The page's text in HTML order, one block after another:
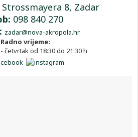
Strossmayera 8, Zadar
098 840 270
zadar@nova-akropola.hr
Radno vrijeme:
četvrtak od 18:30 do 21:30 h